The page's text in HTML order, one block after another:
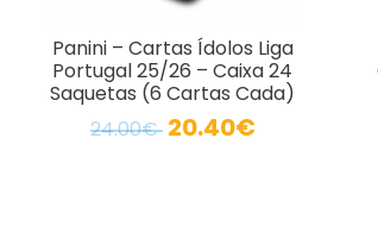
Panini – Cartas Ídolos Liga
Portugal 25/26 – Caixa 24
Saquetas (6 Cartas Cada)
24.00€ 20.40€